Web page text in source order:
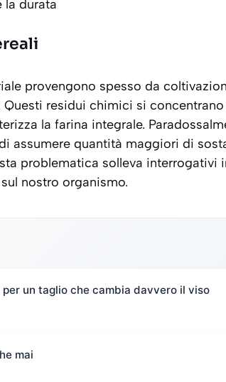
la durata
provengono spesso da
Questi residui chimici si
la farina integrale.
assumere quantità maggiori di
problematica solleva interrogativi
nostro organismo.
un taglio che cambia davvero il viso
mai